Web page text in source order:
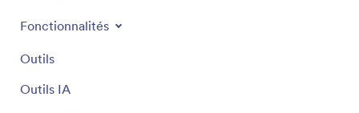
Fonctionnalités
Outils
Outils IA